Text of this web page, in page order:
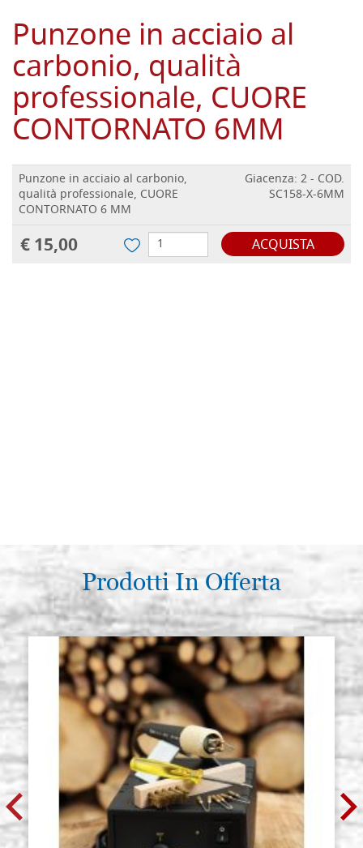
Punzone in acciaio al
carbonio, qualità
professionale, CUORE
CONTORNATO 6MM
Punzone in acciaio al carbonio,
qualità professionale, CUORE
CONTORNATO 6 MM
Giacenza: 2 - COD.
SC158-X-6MM
€ 15,00 ACQUISTA
Prodotti In Offerta